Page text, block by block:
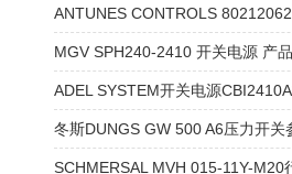
MGV SPH240-2410 开关电源 产品
ADEL SYSTEM开关电源
冬斯DUNGS GW 500 A6压力开关